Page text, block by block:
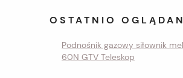
OSTATNIO
Podnośnik gazowy siłownik
60N GTV Teleskop